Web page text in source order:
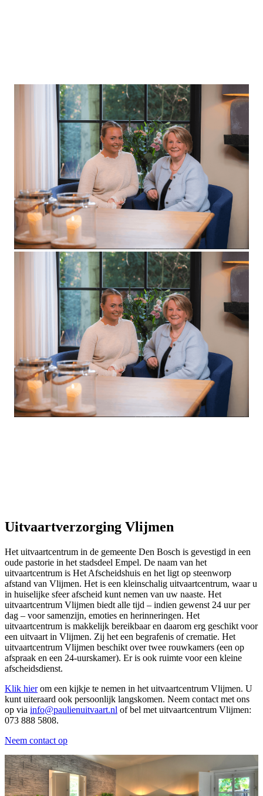
Uitvaartverzorging Vlijmen
Het uitvaartcentrum in de gemeente Den Bosch is gevestigd in een
oude pastorie in het stadsdeel Empel. De naam van het
uitvaartcentrum is Het Afscheidshuis en het ligt op steenworp
afstand van Vlijmen. Het is een kleinschalig uitvaartcentrum, waar u
in huiselijke sfeer afscheid kunt nemen van uw naaste. Het
uitvaartcentrum Vlijmen biedt alle tijd – indien gewenst 24 uur per
dag – voor samenzijn, emoties en herinneringen. Het
uitvaartcentrum is makkelijk bereikbaar en daarom erg geschikt voor
een uitvaart in Vlijmen. Zij het een begrafenis of crematie. Het
uitvaartcentrum Vlijmen beschikt over twee rouwkamers (een op
afspraak en een 24-uurskamer). Er is ook ruimte voor een kleine
afscheidsdienst.
Klik hierom een kijkje te nemen in het uitvaartcentrum Vlijmen. U
kunt uiteraard ook persoonlijk langskomen. Neem contact met ons
op via info@paulienuitvaart.nl of bel met uitvaartcentrum Vlijmen:
073 888 5808.
Neem contact op